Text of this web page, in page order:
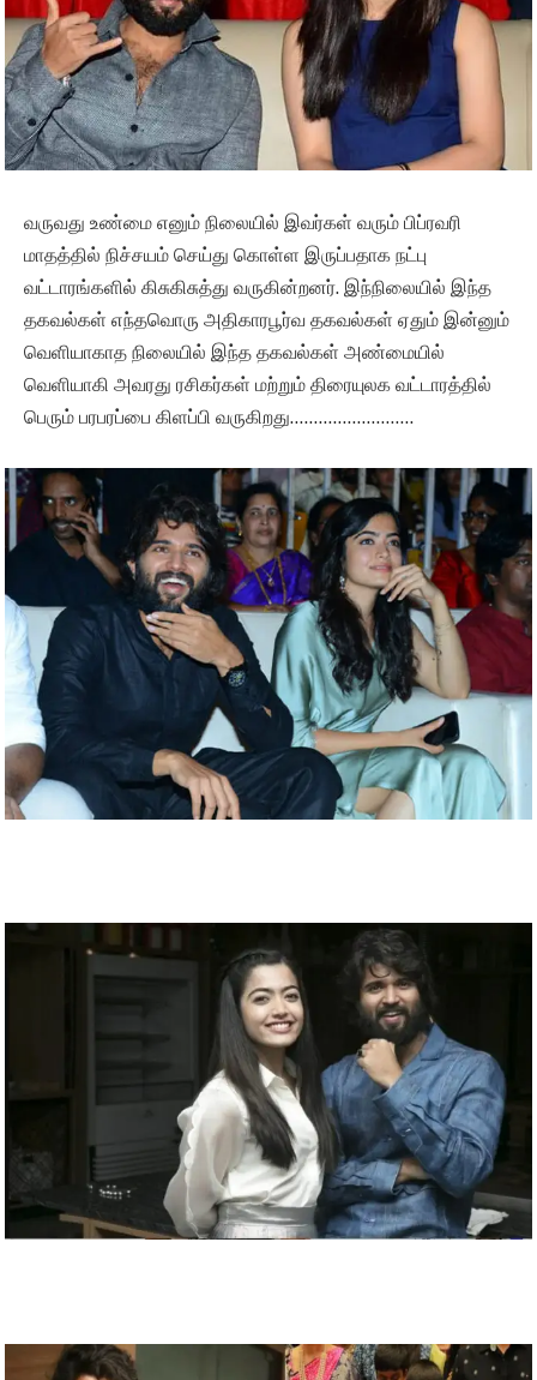
வருவது உண்மை எனும் நிலையில் இவர்கள் வரும் பிப்ரவரி
மாதத்தில் நிச்சயம் செய்து கொள்ள இருப்பதாக நட்பு
வட்டாரங்களில் கிசுகிசுத்து வருகின்றனர். இந்நிலையில் இந்த
தகவல்கள் எந்தவொரு அதிகாரபூர்வ தகவல்கள் ஏதும் இன்னும்
வெளியாகாத நிலையில் இந்த தகவல்கள் அண்மையில்
வெளியாகி அவரது ரசிகர்கள் மற்றும் திரையுலக வட்டாரத்தில்
பெரும் பரபரப்பை கிளப்பி வருகிறது……………………..